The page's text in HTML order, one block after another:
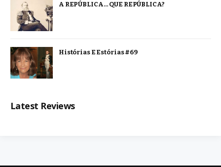
A REPÚBLICA… QUE REPÚBLICA?
Histórias E Estórias #69
Latest Reviews